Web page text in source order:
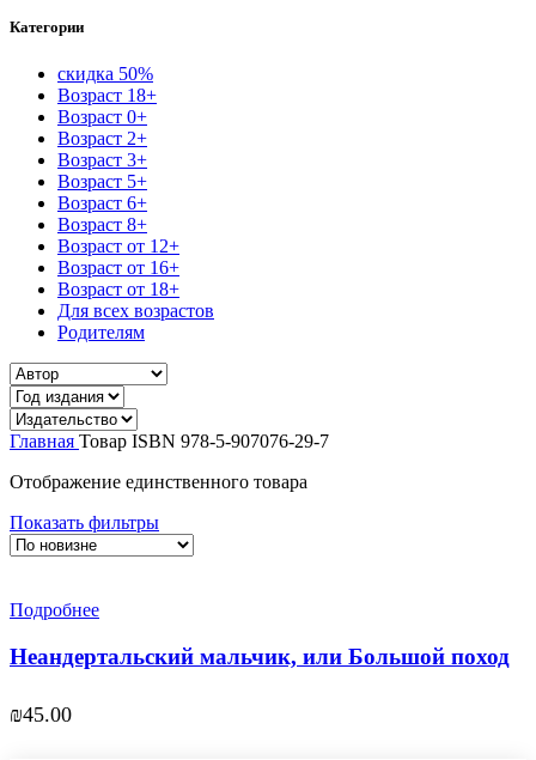
Категории
скидка 50%
Возраст 18+
Возраст 0+
Возраст 2+
Возраст 3+
Возраст 5+
Возраст 6+
Возраст 8+
Возраст от 12+
Возраст от 16+
Возраст от 18+
Для всех возрастов
Родителям
Главная Товар ISBN 978-5-907076-29-7
Отображение единственного товара
Показать фильтры
Подробнее
Неандертальский мальчик, или Большой поход
₪45.00